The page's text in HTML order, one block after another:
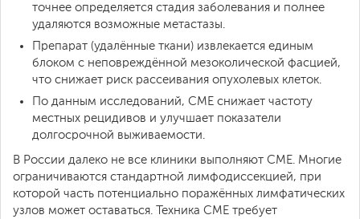
точнее определяется стадия заболевания и полнее
удаляются возможные метастазы.
Препарат (удалённые ткани) извлекается единым
блоком с неповреждённой мезоколической фасцией,
что снижает риск рассеивания опухолевых клеток.
По данным исследований, CME снижает частоту
местных рецидивов и улучшает показатели
долгосрочной выживаемости.
В России далеко не все клиники выполняют CME. Многие
ограничиваются стандартной лимфодиссекцией, при
которой часть потенциально поражённых лимфатических
узлов может оставаться. Техника CME требует